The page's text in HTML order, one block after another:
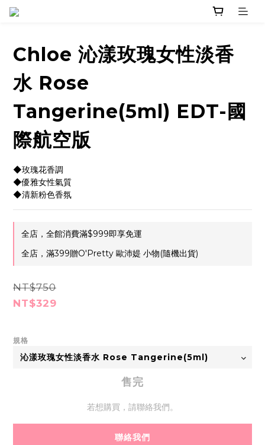
Chloe 沁漾玫瑰女性淡香
水 Rose
Tangerine(5ml) EDT-國
際航空版
◆玫瑰花香調
◆優雅女性氣質
◆清新粉色香氛
全店，全館消費滿$999即享免運
全店，滿399贈O'Pretty 歐沛媞 小物(隨機出貨)
NT$750
NT$329
規格
售完
若想購買，請聯絡我們。
聯絡我們